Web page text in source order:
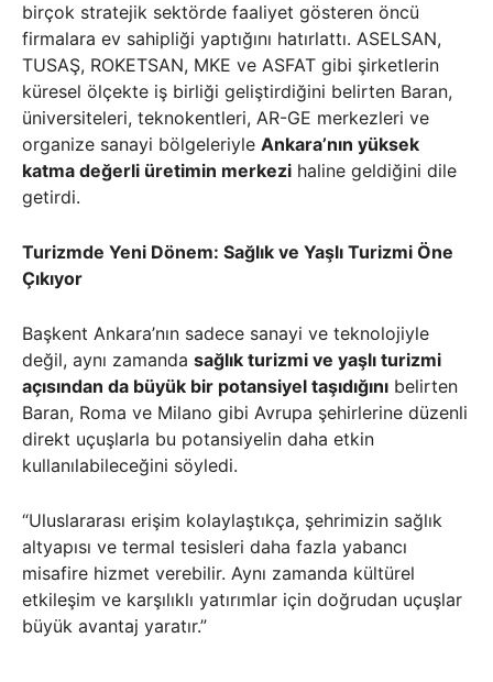
birçok stratejik sektörde faaliyet gösteren öncü
firmalara ev sahipliği yaptığını hatırlattı. ASELSAN,
TUSAŞ, ROKETSAN, MKE ve ASFAT gibi şirketlerin
küresel ölçekte iş birliği geliştirdiğini belirten Baran,
üniversiteleri, teknokentleri, AR-GE merkezleri ve
organize sanayi bölgeleriyle Ankara’nın yüksek
katma değerli üretimin merkezi haline geldiğini dile
getirdi.
Turizmde Yeni Dönem: Sağlık ve Yaşlı Turizmi Öne
Çıkıyor
Başkent Ankara’nın sadece sanayi ve teknolojiyle
değil, aynı zamanda sağlık turizmi ve yaşlı turizmi
açısından da büyük bir potansiyel taşıdığını belirten
Baran, Roma ve Milano gibi Avrupa şehirlerine düzenli
direkt uçuşlarla bu potansiyelin daha etkin
kullanılabileceğini söyledi.
“Uluslararası erişim kolaylaştıkça, şehrimizin sağlık
altyapısı ve termal tesisleri daha fazla yabancı
misafire hizmet verebilir. Aynı zamanda kültürel
etkileşim ve karşılıklı yatırımlar için doğrudan uçuşlar
büyük avantaj yaratır.”